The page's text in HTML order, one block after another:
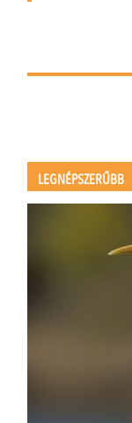
LEGNÉPSZERŰBB